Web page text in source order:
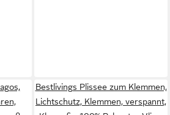
Bestlivings Plissee zum Klemmen,
Lichtschutz, Klemmen, verspannt,